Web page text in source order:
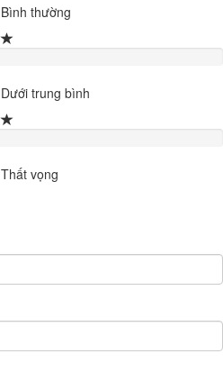
Bình thường
Dưới trung bình
Thất vọng